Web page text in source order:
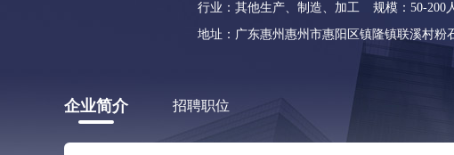
行业：其他生产、制造、加工
规模：50-200
地址：广东惠州惠州市惠阳区镇隆镇联溪村粉
企业简介 招聘职位